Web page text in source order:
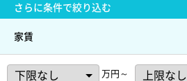
さらに条件で絞り込む
家賃
万円～